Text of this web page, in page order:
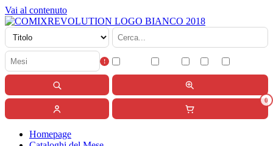
Vai al contenuto
! Disponibili Variant ITA USA JAP
Cerca Ricerca avanzata
Account
0
Carrello
Homepage